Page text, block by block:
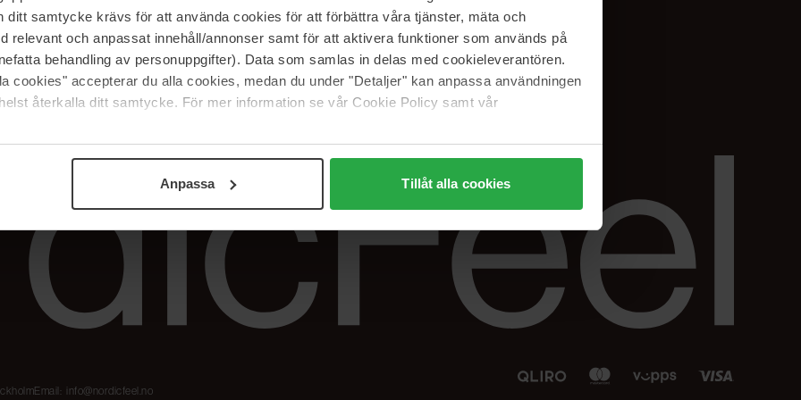
ditt samtycke krävs för att använda cookies för att förbättra våra tjänster, mäta och
relevant och anpassat innehåll/annonser samt för att aktivera funktioner som används på
behandling av personuppgifter). Data som samlas in delas med cookieleverantören.
cookies" accepterar du alla cookies, medan du under "Detaljer" kan anpassa användningen
återkalla ditt samtycke. För mer information se vår Cookie Policy samt vår
Anpassa Tillåt alla cookies
The Beauty Edit
Jobb hos oss
Samarbeidspartner
Spor bestillingen min
Retur og reklamasjon
Blush har blitt
Nordicfeel
Instagram
Linkedin
Email: info@nordicfeel.no